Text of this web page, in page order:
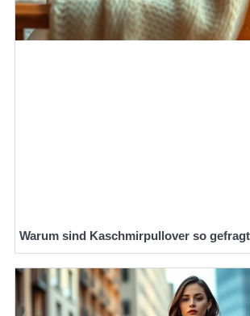
Warum sind Kaschmirpullover so